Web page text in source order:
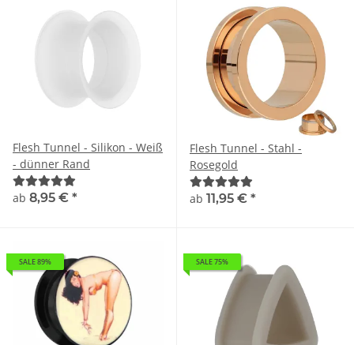
Flesh Tunnel - Silikon - Weiß
- dünner Rand
ab 8,95 € *
Flesh Tunnel - Stahl -
Rosegold
ab 11,95 € *
SALE 89% SALE 75%